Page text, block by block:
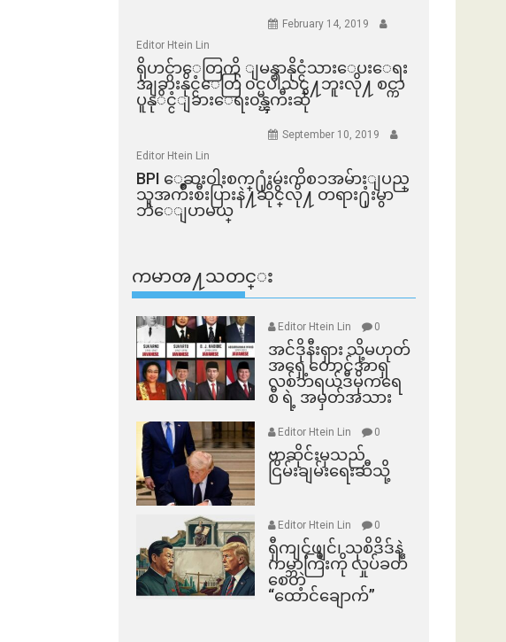
February 14, 2019
Editor Htein Lin
ရိုဟင္ဂ်ာေတြကို ျမန္မာနိုင္ငံသားေပးေရး
အျခားနိုင္ငံေတြ ၀င္မပါသင္႔ဘူးလို႔ စင္ကာ
ပူနုိင္ငံျခားေရး၀န္ၾကီးဆို
September 10, 2019
Editor Htein Lin
BPI ​ေဆးဝါးစက္​႐ုံးမွဴးကိစၥအမ်ားျပည္​
သူအက်ိဳးစီးပြားနဲ႔ဆိုင္​လို႔ တရား႐ုံးမွာ
ဘဲေျပာမယ္​
ကမာၻ႔သတင္း
Editor Htein Lin 0
အင်ဒိုနီးရှား သို့မဟုတ်
အရှေ့တောင်အာရှ
လစ်ဘရယ်ဒီမိုကရေ
စီ ရဲ့ အမှတ်အသား
Editor Htein Lin 0
ဗာဆိုင်းမှသည်
ငြိမ်းချမ်းရေးဆီသို့
Editor Htein Lin 0
ရှီကျင့်ဖျင်၊ သုစိဒိဒ်နဲ့
ကမ္ဘာကြီးကို လှုပ်ခတ်
စေတဲ့
“ထောင်ချောက်”